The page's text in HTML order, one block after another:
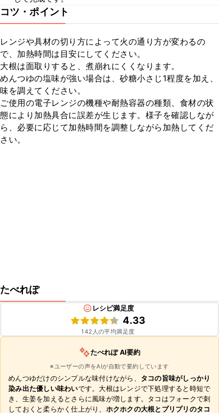
コツ・ポイント
レンジや具材の切り方によって火の通り方が変わるの
で、加熱時間は目安にしてください。
大根は面取りすると、煮崩れにくくなります。
めんつゆの塩味が強い場合は、砂糖小さじ1程度を加え、
味を調えてください。
ご使用の電子レンジの機種や耐熱容器の種類、食材の状
態により加熱具合に誤差が生じます。様子を確認しなが
ら、必要に応じて加熱時間を調整しながら加熱してくだ
さい。
たべれぽ
レシピ満足度
4.33
142 人の平均満足度
たべれぽ AI要約
※ユーザーの声をAIが自動で要約しています
めんつゆだけのシンプルな味付けながら、 タコの旨味がしっかり
染み出た優しい味わいです。大根はレンジで下処理すると時短で
き、生姜を加えるとさらに風味が増します。タコはフォークで刺
しておくと柔らかく仕上がり、 ホクホクの大根とプリプリのタコ